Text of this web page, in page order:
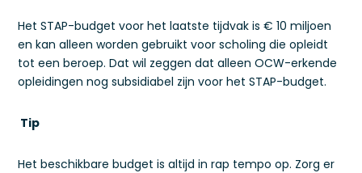
Het STAP-budget voor het laatste tijdvak is € 10 miljoen
en kan alleen worden gebruikt voor scholing die opleidt
tot een beroep. Dat wil zeggen dat alleen OCW-erkende
opleidingen nog subsidiabel zijn voor het STAP-budget.
Tip
Het beschikbare budget is altijd in rap tempo op. Zorg er